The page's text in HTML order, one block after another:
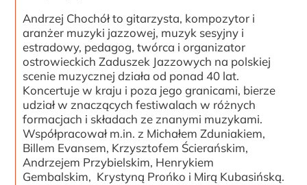
Andrzej Chochół to gitarzysta, kompozytor i
aranżer muzyki jazzowej, muzyk sesyjny i
estradowy, pedagog, twórca i organizator
ostrowieckich Zaduszek Jazzowych na polskiej
scenie muzycznej działa od ponad 40 lat.
Koncertuje w kraju i poza jego granicami, bierze
udział w znaczących festiwalach w różnych
formacjach i składach ze znanymi muzykami.
Współpracował m.in. z Michałem Zduniakiem,
Billem Evansem, Krzysztofem Ścierańskim,
Andrzejem Przybielskim, Henrykiem
Gembalskim, Krystyną Prońko i Mirą Kubasińską.